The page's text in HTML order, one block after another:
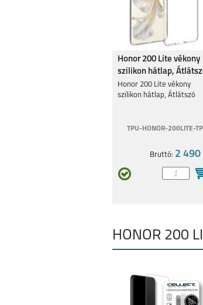
HONOR 400 PRO
HONOR MAGIC 7 LITE
Honor 200 Lite vékony
szilikon hátlap,
Honor 200 Lite vékony
szilikon hátlap, Átlátszó
TPU-HONOR-200LITE-TP
Bruttó: 2 490
HONOR 200